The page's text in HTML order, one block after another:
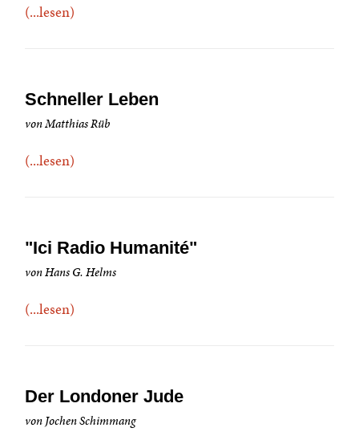
(...lesen)
Schneller Leben
von Matthias Rüb
(...lesen)
"Ici Radio Humanité"
von Hans G. Helms
(...lesen)
Der Londoner Jude
von Jochen Schimmang